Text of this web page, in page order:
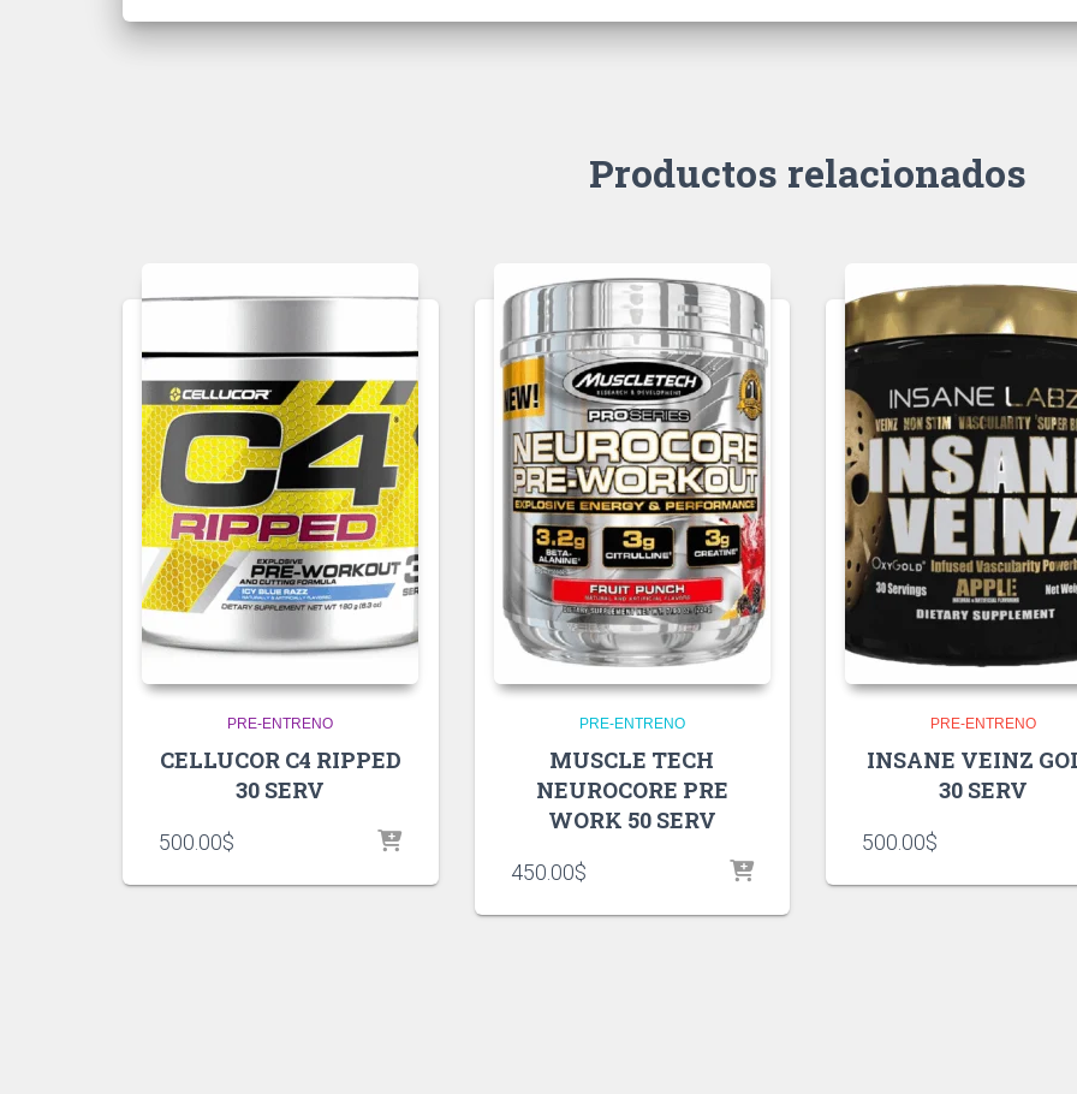
Productos relacionados
PRE-ENTRENO
CELLUCOR C4 RIPPED
30 SERV
500.00$
PRE-ENTRENO
MUSCLE TECH
NEUROCORE PRE
WORK 50 SERV
450.00$
PRE-ENTRENO
INSANE VEINZ
30 SERV
500.00$